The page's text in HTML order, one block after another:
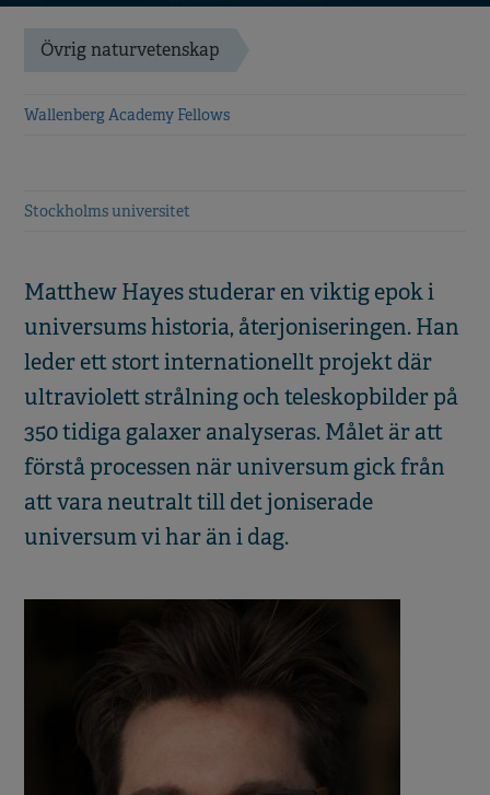
Övrig naturvetenskap
Wallenberg Academy Fellows
Stockholms universitet
Matthew Hayes studerar en viktig epok i
universums historia, återjoniseringen. Han
leder ett stort internationellt projekt där
ultraviolett strålning och teleskopbilder på
350 tidiga galaxer analyseras. Målet är att
förstå processen när universum gick från
att vara neutralt till det joniserade
universum vi har än i dag.